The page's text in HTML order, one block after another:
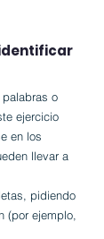
o
ejercicio
en los
llevar a
pidiendo
(por ejemplo,